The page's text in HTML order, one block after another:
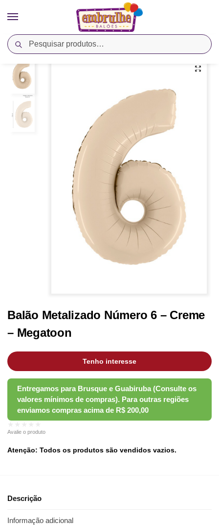
Pesquisar
Início Cores Bege / Balão Metalizado Número 6 – Creme – Megatoon
Balão Metalizado Número 6 – Creme
– Megatoon
Tenho interesse
Avalie o produto
Atenção: Todos os produtos são vendidos vazios.
Descrição
Informação adicional